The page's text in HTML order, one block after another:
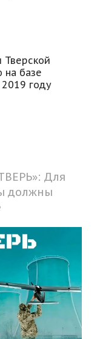
Тверской
на базе
году
Для
должны